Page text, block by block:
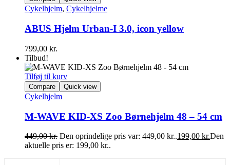
Cykelhjelm, Cykelhjelme
ABUS Hjelm Urban-I 3.0, icon yellow
799,00 kr.
Tilbud!
Tilføj til kurv
Compare Quick view
Cykelhjelm
M-WAVE KID-XS Zoo Børnehjelm 48 – 54 cm
449,00kr. Den oprindelige pris var: 449,00 kr..199,00 kr.Den
aktuelle pris er: 199,00 kr..